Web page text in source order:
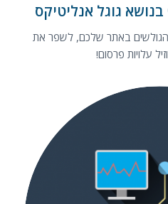
גוגל אנליטיקס
הגולשים באתר שלכם, לשפר את
עלויות פרסום!